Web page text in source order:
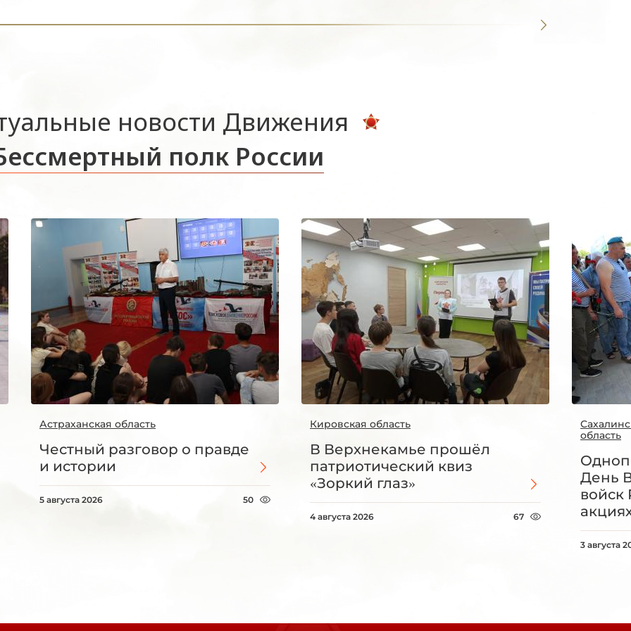
новости Движения
полк России
Астраханская область
Честный разговор о правде
и истории
5 августа 2026 50
Кировская область
В Верхнекамье прошёл
патриотический квиз
«Зоркий глаз»
4 августа 2026 67
область
День
войск
3 августа